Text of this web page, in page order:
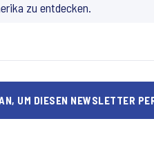
zu entdecken.
UM DIESEN NEWSLETTER